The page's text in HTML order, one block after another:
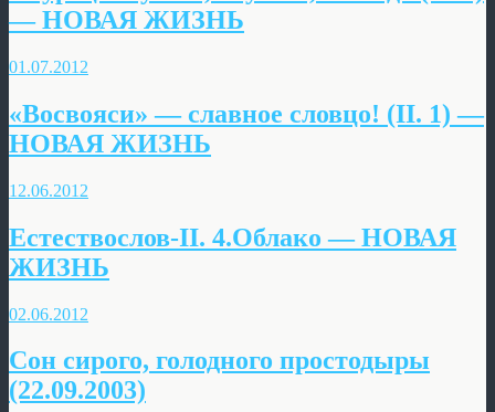
— НОВАЯ ЖИЗНЬ
01.07.2012
«Восвояси» — славное словцо! (II. 1) —
НОВАЯ ЖИЗНЬ
12.06.2012
Естествослов-II. 4.Облако — НОВАЯ
ЖИЗНЬ
02.06.2012
Сон сирого, голодного простодыры
(22.09.2003)